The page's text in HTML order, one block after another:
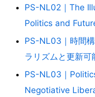
PS-NL02｜The
Politics and
PS-NL03｜時間
ラリズムと更新可
PS-NL03｜
Negotiative